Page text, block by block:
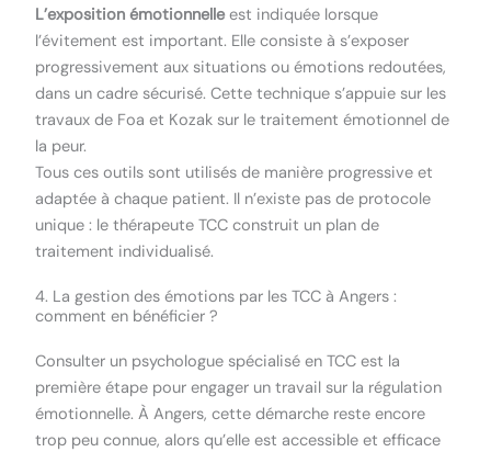
L’exposition émotionnelleest indiquée lorsque
l’évitement est important. Elle consiste à s’exposer
progressivement aux situations ou émotions redoutées,
dans un cadre sécurisé. Cette technique s’appuie sur les
travaux de Foa et Kozak sur le traitement émotionnel de
la peur.
Tous ces outils sont utilisés de manière progressive et
adaptée à chaque patient. Il n’existe pas de protocole
unique : le thérapeute TCC construit un plan de
traitement individualisé.
4. La gestion des émotions par les TCC à Angers :
comment en bénéficier ?
Consulter un psychologue spécialisé en TCC est la
première étape pour engager un travail sur la régulation
émotionnelle. À Angers, cette démarche reste encore
trop peu connue, alors qu’elle est accessible et efficace